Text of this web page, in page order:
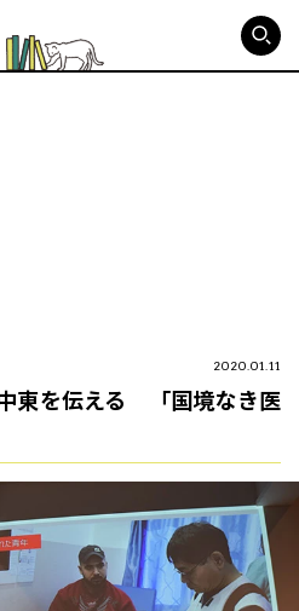
2020.01.11
東を伝える 「国境なき医